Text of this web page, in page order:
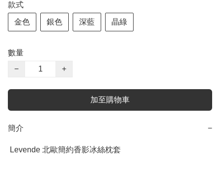
款式
金色 銀色 深藍 晶綠
數量
−
+
加至購物車
簡介 −